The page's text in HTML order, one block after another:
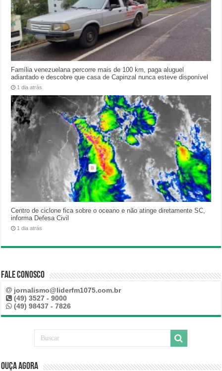
Família venezuelana percorre mais de 100 km, paga aluguel
adiantado e descobre que casa de Capinzal nunca esteve disponível
1 dia atrás
Centro de ciclone fica sobre o oceano e não atinge diretamente SC,
informa Defesa Civil
1 dia atrás
Fale Conosco
jornalismo@liderfm1075.com.br
(49) 3527 - 9000
(49) 98437 - 7826
Ouça Agora